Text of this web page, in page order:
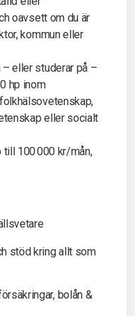
stöd kring allt som
bolån &